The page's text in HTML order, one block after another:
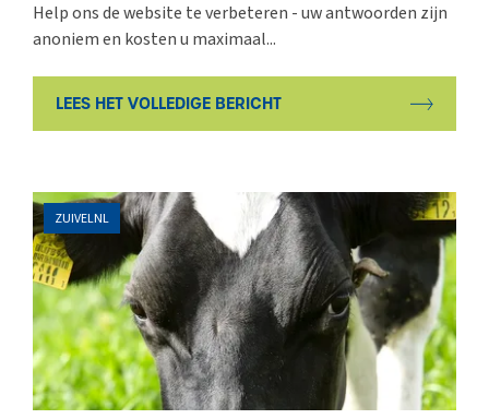
Help ons de website te verbeteren - uw antwoorden zijn
anoniem en kosten u maximaal...
LEES HET VOLLEDIGE BERICHT
ZUIVELNL